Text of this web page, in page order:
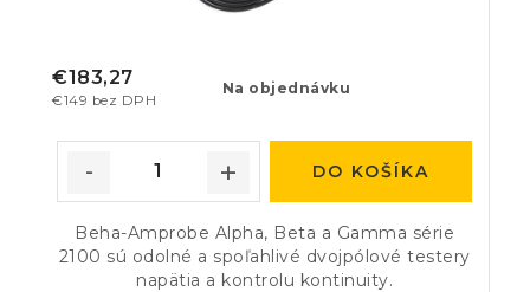
Na objednávku
€149 bez DPH
€183,27
DO KOŠÍKA
Beha-Amprobe Alpha, Beta a Gamma série
2100 sú odolné a spoľahlivé dvojpólové testery
napätia a kontrolu kontinuity.